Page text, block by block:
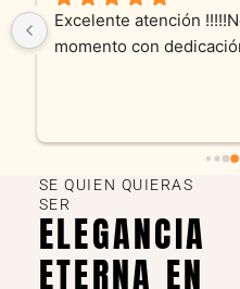
Excelente atención
momento con
SE QUIEN QUIERAS
SER
ELEGANCIA
ETERNA EN